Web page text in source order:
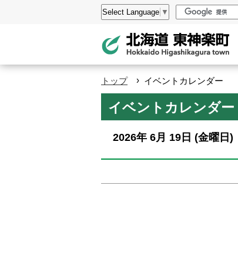
設
Select Language ▼
トップ › イベントカレンダー
イベントカレンダー
2026年 6月 19日 (金曜日)
ペ
ー
ト